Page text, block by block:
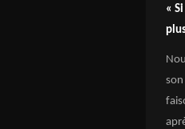
«
son